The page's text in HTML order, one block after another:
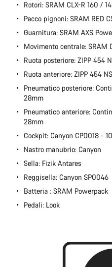
Rotori: SRAM CLX-R 160 /
Pacco pignoni: SRAM RED
Guarnitura: SRAM AXS
Movimento centrale: SRAM
Ruota posteriore: ZIPP 454
Ruota anteriore: ZIPP 454
Pneumatico posteriore:
28mm
Pneumatico anteriore:
28mm
Cockpit: Canyon CP0018 -
Nastro manubrio: Canyon
Sella: Fizik Antares
Reggisella: Canyon SP0046
Batteria : SRAM Powerpack
Pedali: Look
Ti serve aiuto?
I nostri consulenti esperti